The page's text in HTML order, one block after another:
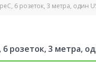
6 розеток, 3 метра,
розеток, 3 метра,